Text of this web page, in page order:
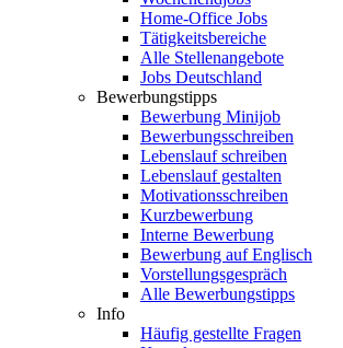
Home-Office Jobs
Tätigkeitsbereiche
Alle Stellenangebote
Jobs Deutschland
Bewerbungstipps
Bewerbung Minijob
Bewerbungsschreiben
Lebenslauf schreiben
Lebenslauf gestalten
Motivationsschreiben
Kurzbewerbung
Interne Bewerbung
Bewerbung auf Englisch
Vorstellungsgespräch
Alle Bewerbungstipps
Info
Häufig gestellte Fragen